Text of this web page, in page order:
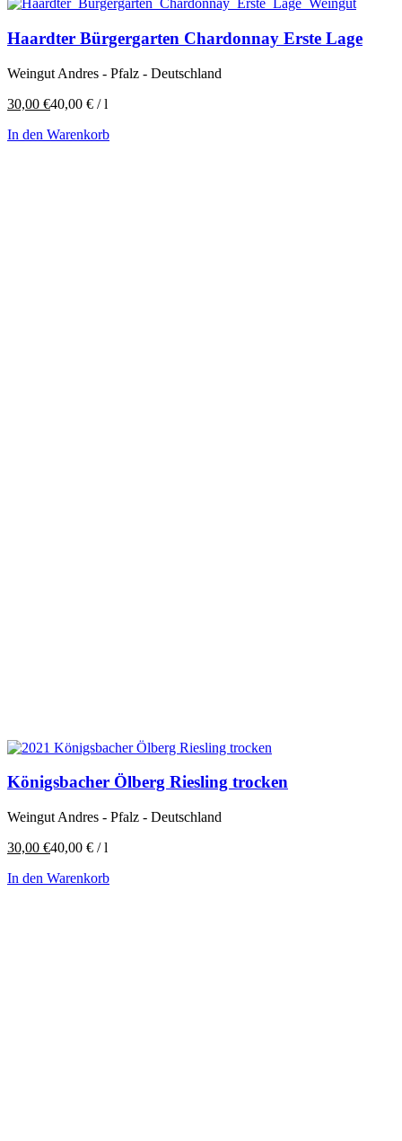
Haardter Bürgergarten Chardonnay Erste Lage
Weingut Andres - Pfalz - Deutschland
30,00 €40,00 € /l
In den Warenkorb
Königsbacher Ölberg Riesling trocken
Weingut Andres - Pfalz - Deutschland
30,00 €40,00 € /l
In den Warenkorb